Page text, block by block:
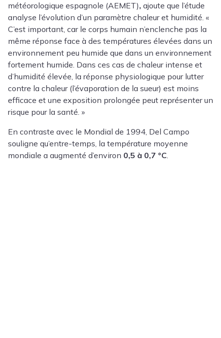
météorologique espagnole (AEMET), ajoute que l’étude
analyse l’évolution d’un paramètre chaleur et humidité. «
C’est important, car le corps humain n’enclenche pas la
même réponse face à des températures élevées dans un
environnement peu humide que dans un environnement
fortement humide. Dans ces cas de chaleur intense et
d’humidité élevée, la réponse physiologique pour lutter
contre la chaleur (l’évaporation de la sueur) est moins
efficace et une exposition prolongée peut représenter un
risque pour la santé. »
En contraste avec le Mondial de 1994, Del Campo
souligne qu’entre-temps, la température moyenne
mondiale a augmenté d’environ 0,5 à 0,7 °C.